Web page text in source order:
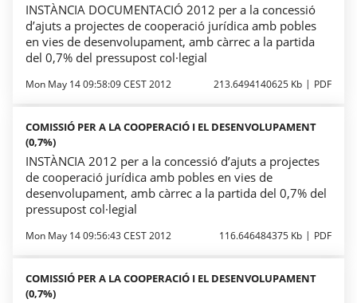
INSTÀNCIA DOCUMENTACIÓ 2012 per a la concessió
d’ajuts a projectes de cooperació jurídica amb pobles
en vies de desenvolupament, amb càrrec a la partida
del 0,7% del pressupost col·legial
Mon May 14 09:58:09 CEST 2012 213.6494140625 Kb PDF
COMISSIÓ PER A LA COOPERACIÓ I EL DESENVOLUPAMENT
(0,7%)
INSTÀNCIA 2012 per a la concessió d’ajuts a projectes
de cooperació jurídica amb pobles en vies de
desenvolupament, amb càrrec a la partida del 0,7% del
pressupost col·legial
Mon May 14 09:56:43 CEST 2012 116.646484375 Kb PDF
COMISSIÓ PER A LA COOPERACIÓ I EL DESENVOLUPAMENT
(0,7%)